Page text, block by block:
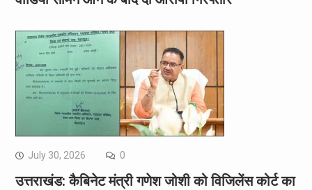
July 30, 2026 0
उत्तराखंड: कैबिनेट मंत्री गणेश जोशी को विजिलेंस कोर्ट का